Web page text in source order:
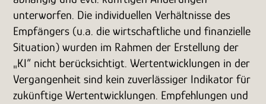
unterworfen. Die individuellen Verhältnisse des
Empfängers (u.a. die wirtschaftliche und finanzielle
Situation) wurden im Rahmen der Erstellung der
„KI“ nicht berücksichtigt. Wertentwicklungen in der
Vergangenheit sind kein zuverlässiger Indikator für
zukünftige Wertentwicklungen. Empfehlungen und